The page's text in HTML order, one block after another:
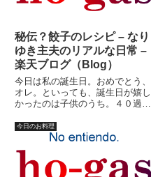
秘伝？餃子のレシピ – なり
ゆき主夫のリアルな日常 –
楽天ブログ（Blog）
今日は私の誕生日。おめでとう、
オレ。といっても、誕生日が嬉し
かったのは子供のうち。４０過ぎ
れほど嬉しいわけじゃない。た
だ、末娘は私の誕生日を喜んでく
れている。親とすれば、「この子
はなんてやさしい子なの？」と感
涙...
今日のお料理